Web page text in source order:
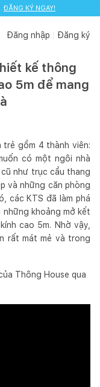
ĐĂNG KÝ NGAY!
Đăng nhập Đăng ký
kế thông
5m để mang
gồm 4 thành viên:
có một ngôi nhà
như trục cầu thang
và những căn phòng
các KTS đã làm phá
khoảng mở kết
cao 5m. Nhờ vậy,
rất mát mẻ và trong
Thông House qua